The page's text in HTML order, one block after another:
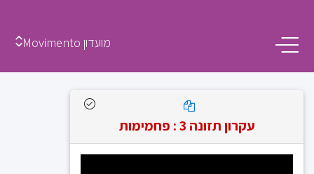
מועדון Movimento
עקרון תזונה 3 : פחמימות